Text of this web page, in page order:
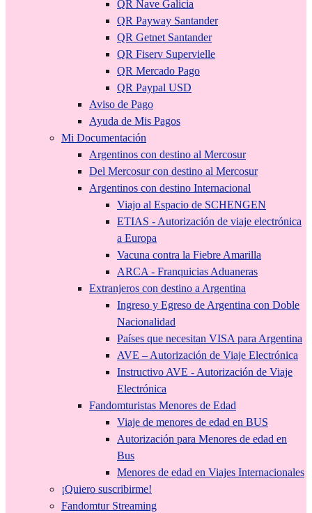
QR Nave Galicia
QR Payway Santander
QR Getnet Santander
QR Fiserv Supervielle
QR Mercado Pago
QR Paypal USD
Aviso de Pago
Ayuda de Mis Pagos
Mi Documentación
Argentinos con destino al Mercosur
Del Mercosur con destino al Mercosur
Argentinos con destino Internacional
Viajo al Espacio de SCHENGEN
ETIAS - Autorización de viaje electrónica
a Europa
Vacuna contra la Fiebre Amarilla
ARCA - Franquicias Aduaneras
Extranjeros con destino a Argentina
Ingreso y Egreso de Argentina con Doble
Nacionalidad
Países que necesitan VISA para Argentina
AVE – Autorización de Viaje Electrónica
Instructivo AVE - Autorización de Viaje
Electrónica
Fandomturistas Menores de Edad
Viaje de menores de edad en BUS
Autorización para Menores de edad en
Bus
Menores de edad en Viajes Internacionales
¡Quiero suscribirme!
Fandomtur Streaming